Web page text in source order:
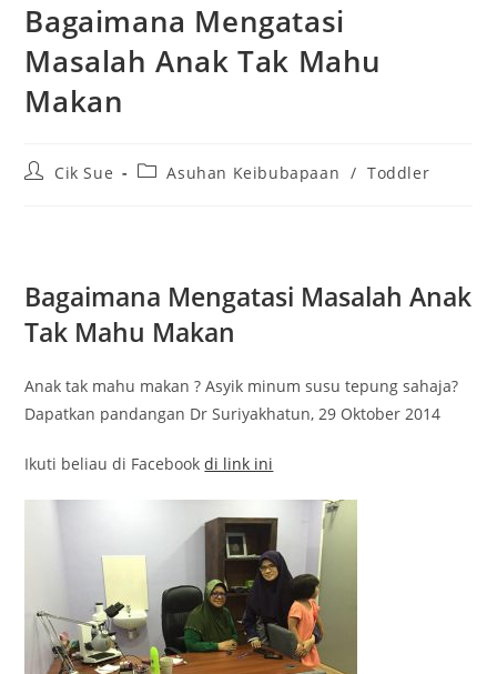
Bagaimana Mengatasi
Masalah Anak Tak Mahu
Makan
PostCik Sue
PostAsuhan Keibubapaan / Toddler
Bagaimana Mengatasi Masalah Anak
Tak Mahu Makan
Anak tak mahu makan ? Asyik minum susu tepung sahaja?
Dapatkan pandangan Dr Suriyakhatun, 29 Oktober 2014
Ikuti beliau di Facebookdi link ini